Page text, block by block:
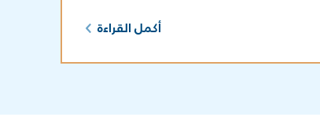
أكمل القراءة